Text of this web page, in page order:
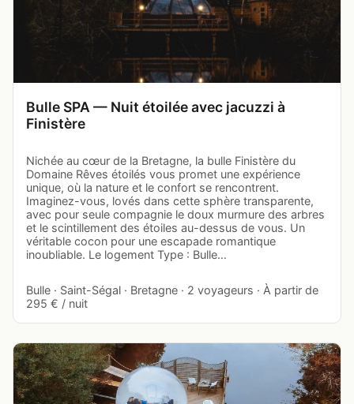
Bulle SPA — Nuit étoilée avec jacuzzi à
Finistère
Nichée au cœur de la Bretagne, la bulle Finistère du
Domaine Rêves étoilés vous promet une expérience
unique, où la nature et le confort se rencontrent.
Imaginez-vous, lovés dans cette sphère transparente,
avec pour seule compagnie le doux murmure des arbres
et le scintillement des étoiles au-dessus de vous. Un
véritable cocon pour une escapade romantique
inoubliable. Le logement Type : Bulle…
Bulle · Saint-Ségal · Bretagne · 2 voyageurs · À partir de
295 € / nuit